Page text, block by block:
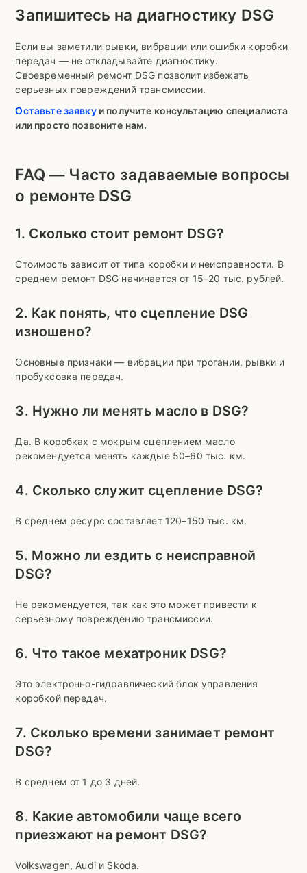
Запишитесь на диагностику DSG
Если вы заметили рывки, вибрации или ошибки коробки
передач — не откладывайте диагностику.
Своевременный ремонт DSG позволит избежать
серьезных повреждений трансмиссии.
Оставьте заявкуи получите консультацию специалиста
или просто позвоните нам.
FAQ — Часто задаваемые вопросы
о ремонте DSG
1. Сколько стоит ремонт DSG?
Стоимость зависит от типа коробки и неисправности. В
среднем ремонт DSG начинается от 15–20 тыс. рублей.
2. Как понять, что сцепление DSG
изношено?
Основные признаки — вибрации при трогании, рывки и
пробуксовка передач.
3. Нужно ли менять масло в DSG?
Да. В коробках с мокрым сцеплением масло
рекомендуется менять каждые 50–60 тыс. км.
4. Сколько служит сцепление DSG?
В среднем ресурс составляет 120–150 тыс. км.
5. Можно ли ездить с неисправной
DSG?
Не рекомендуется, так как это может привести к
серьёзному повреждению трансмиссии.
6. Что такое мехатроник DSG?
Это электронно-гидравлический блок управления
коробкой передач.
7. Сколько времени занимает ремонт
DSG?
В среднем от 1 до 3 дней.
8. Какие автомобили чаще всего
приезжают на ремонт DSG?
Volkswagen, Audi и Skoda.